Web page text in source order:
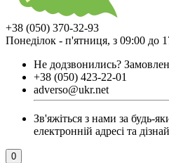
+38 (050) 370-32-93
Понеділок - п'ятниця, з 09:00 до
Не додзвонились?
+38 (050) 423-22-01
adverso@ukr.net
Зв'яжіться з нами за будь-
електронній адресі та
0